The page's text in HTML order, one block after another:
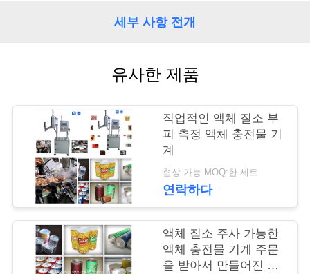
어
관
세부 사항 전개
유사한 제품
직업적인 액체 질소 부
피 측정 액체 충전물 기
계
협상 가능 MOQ:한 세트
연락하다
액체 질소 주사 가능한
액체 충전물 기계 주문
을 받아서 만들어진 수